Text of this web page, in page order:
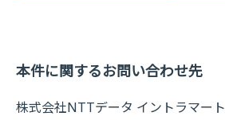
本件に関するお問い合わせ先
株式会社NTTデータ イントラマート